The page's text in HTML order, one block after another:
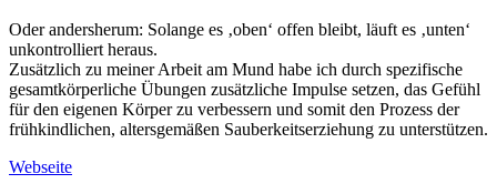
Oder andersherum: Solange es ‚oben‘ offen bleibt, läuft es ‚unten‘
unkontrolliert heraus.
Zusätzlich zu meiner Arbeit am Mund habe ich durch spezifische
gesamtkörperliche Übungen zusätzliche Impulse setzen, das Gefühl
für den eigenen Körper zu verbessern und somit den Prozess der
frühkindlichen, altersgemäßen Sauberkeitserziehung zu unterstützen.
Webseite